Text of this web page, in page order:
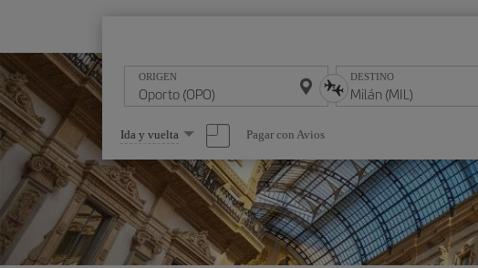
ORIGEN DESTINO
Seleccione
una
opción
Ida y vuelta Pagar con Avios